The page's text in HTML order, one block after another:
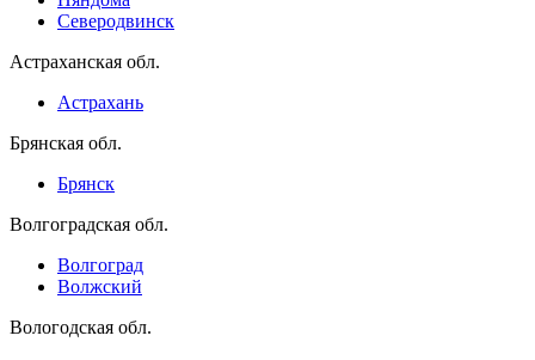
Северодвинск
Астраханская обл.
Астрахань
Брянская обл.
Брянск
Волгоградская обл.
Волгоград
Волжский
Вологодская обл.